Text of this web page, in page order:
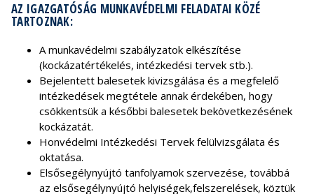
AZ IGAZGATÓSÁG MUNKAVÉDELMI FELADATAI KÖZÉ
TARTOZNAK:
A munkavédelmi szabályzatok elkészítése
(kockázatértékelés, intézkedési tervek stb.).
Bejelentett balesetek kivizsgálása és a megfelelő
intézkedések megtétele annak érdekében, hogy
csökkentsük a későbbi balesetek bekövetkezésének
kockázatát.
Honvédelmi Intézkedési Tervek felülvizsgálata és
oktatása.
Elsősegélynyújtó tanfolyamok szervezése, továbbá
az elsősegélynyújtó helyiségek,felszerelések, köztük